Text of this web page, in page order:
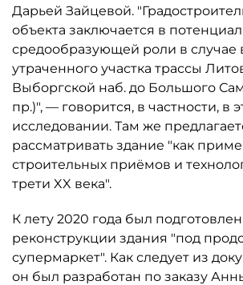
Дарьей Зайцевой.
объекта заключается в
средообразующей роли в случае
утраченного участка трассы
Выборгской наб. до Большого
пр.)", — говорится, в частности, в
исследовании. Там же
рассматривать здание "как
строительных приёмов и
трети XX века".
К лету 2020 года был
реконструкции здания "под
супермаркет". Как следует из
он был разработан по заказу